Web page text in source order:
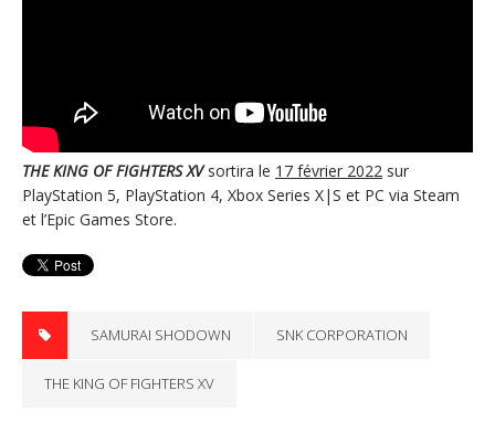
THE KING OF FIGHTERS XVsortira le 17 février 2022 sur
PlayStation 5, PlayStation 4, Xbox Series X|S et PC via Steam
et l’Epic Games Store.
SAMURAI SHODOWN SNK CORPORATION
THE KING OF FIGHTERS XV